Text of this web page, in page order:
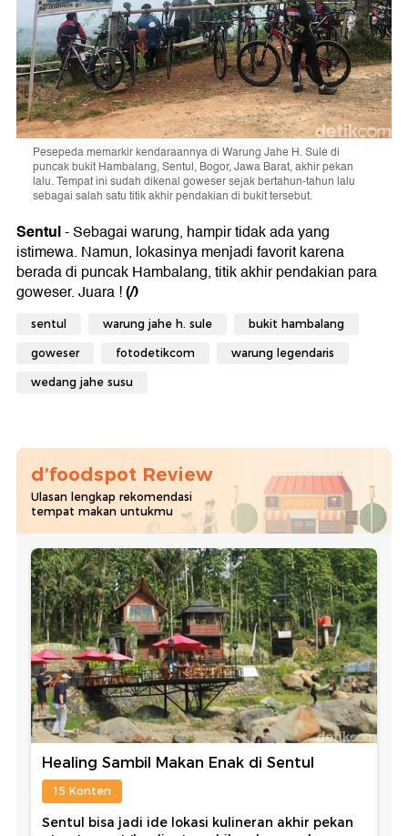
Pesepeda memarkir kendaraannya di Warung Jahe H. Sule di
puncak bukit Hambalang, Sentul, Bogor, Jawa Barat, akhir pekan
lalu. Tempat ini sudah dikenal goweser sejak bertahun-tahun lalu
sebagai salah satu titik akhir pendakian di bukit tersebut.
Sentul- Sebagai warung, hampir tidak ada yang
istimewa. Namun, lokasinya menjadi favorit karena
berada di puncak Hambalang, titik akhir pendakian para
goweser. Juara !(/)
sentul warung jahe h. sule bukit hambalang
goweser fotodetikcom warung legendaris
wedang jahe susu
d’foodspot Review
Ulasan lengkap rekomendasi
tempat makan untukmu
Healing Sambil Makan Enak di Sentul
15 Konten
Sentul bisa jadi ide lokasi kulineran akhir pekan